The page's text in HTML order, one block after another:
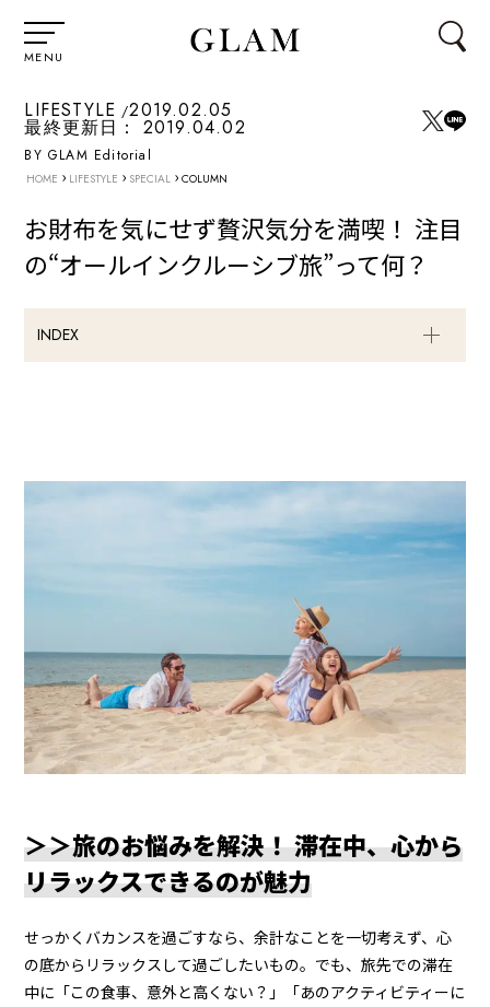
MENU
LIFESTYLE 2019.02.05
最終更新日： 2019.04.02
BY GLAM Editorial
HOME › LIFESTYLE › SPECIAL › COLUMN
お財布を気にせず贅沢気分を満喫！ 注目
の“オールインクルーシブ旅”って何？
INDEX
＞＞旅のお悩みを解決！ 滞在中、心から
リラックスできるのが魅力
せっかくバカンスを過ごすなら、余計なことを一切考えず、心
の底からリラックスして過ごしたいもの。でも、旅先での滞在
中に「この食事、意外と高くない？」「あのアクティビティーに